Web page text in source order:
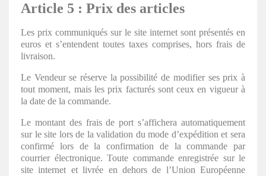
Article 5 : Prix des articles
Les prix communiqués sur le site internet sont présentés en
euros et s’entendent toutes taxes comprises, hors frais de
livraison.
Le Vendeur se réserve la possibilité de modifier ses prix à
tout moment, mais les prix facturés sont ceux en vigueur à
la date de la commande.
Le montant des frais de port s’affichera automatiquement
sur le site lors de la validation du mode d’expédition et sera
confirmé lors de la confirmation de la commande par
courrier électronique. Toute commande enregistrée sur le
site internet et livrée en dehors de l’Union Européenne